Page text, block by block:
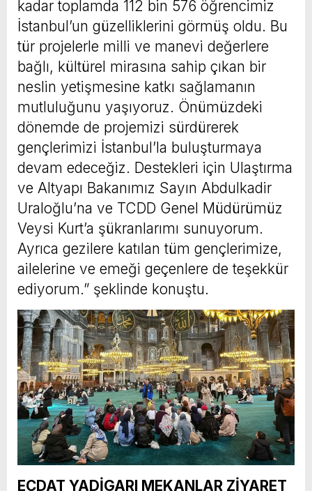
kadar toplamda 112 bin 576 öğrencimiz
İstanbul’un güzelliklerini görmüş oldu. Bu
tür projelerle milli ve manevi değerlere
bağlı, kültürel mirasına sahip çıkan bir
neslin yetişmesine katkı sağlamanın
mutluluğunu yaşıyoruz. Önümüzdeki
dönemde de projemizi sürdürerek
gençlerimizi İstanbul’la buluşturmaya
devam edeceğiz. Destekleri için Ulaştırma
ve Altyapı Bakanımız Sayın Abdulkadir
Uraloğlu’na ve TCDD Genel Müdürümüz
Veysi Kurt’a şükranlarımı sunuyorum.
Ayrıca gezilere katılan tüm gençlerimize,
ailelerine ve emeği geçenlere de teşekkür
ediyorum.” şeklinde konuştu.
ECDAT YADİGARI MEKANLAR ZİYARET